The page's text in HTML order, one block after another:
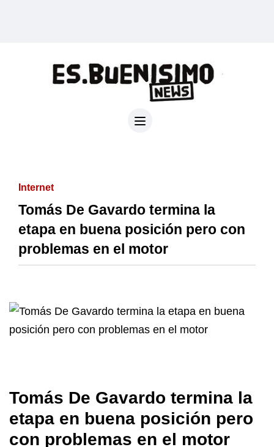
Internet
Tomás De Gavardo termina la
etapa en buena posición pero con
problemas en el motor
Tomás De Gavardo termina la
etapa en buena posición pero
con problemas en el motor